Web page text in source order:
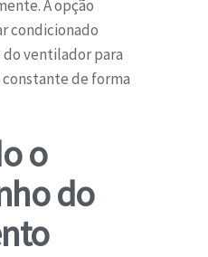
A opção
condicionado
ventilador para
de forma
o
do